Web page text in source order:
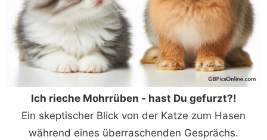
Ich rieche Mohrrüben - hast Du gefurzt?!
Ein skeptischer Blick von der Katze zum Hasen
während eines überraschenden Gesprächs.